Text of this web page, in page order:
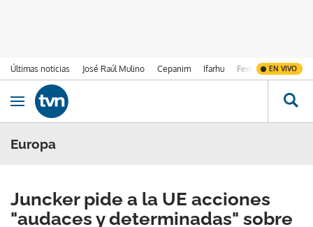
Últimas noticias José Raúl Mulino Cepanim Ifarhu Fenómeno de El
EN VIVO
Ir al contenido
Obrir navegació
Europa
Juncker pide a la UE acciones
"audaces y determinadas" sobre